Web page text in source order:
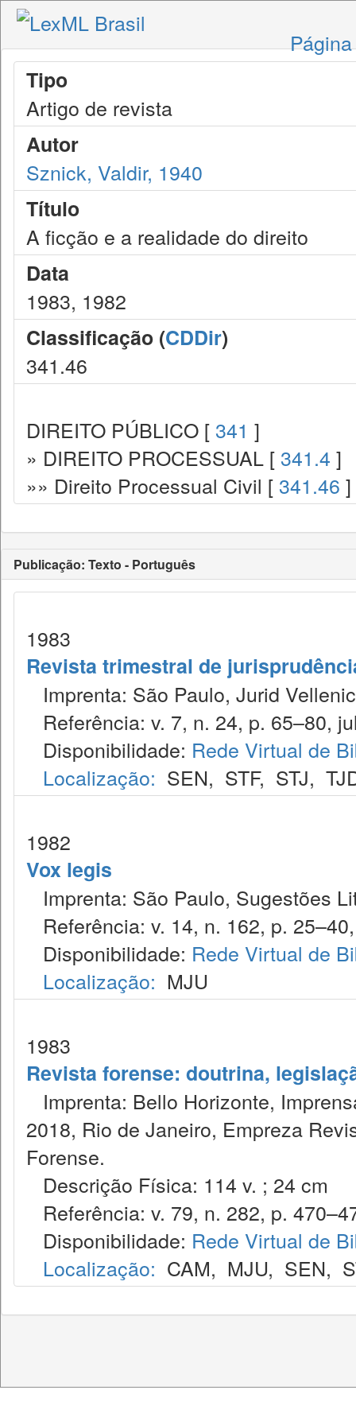
Tipo
Artigo de revista
Autor
Sznick, Valdir, 1940
Título
A ficção e a realidade do direito
Data
1983, 1982
Classificação (CDDir)
341.46
DIREITO PÚBLICO [ 341 ]
» DIREITO PROCESSUAL [ 341.4 ]
»» Direito Processual Civil [ 341.46 ]
Publicação: Texto - Português
1983
Revista trimestral de
Imprenta: São Paulo, Jurid
Referência: v. 7, n. 24, p. 65–80,
Disponibilidade: Rede Virtual de
Localização: SEN, STF, STJ,
1982
Vox legis
Imprenta: São Paulo, Sugestões
Referência: v. 14, n. 162, p.
Disponibilidade: Rede Virtual de
Localização: MJU
1983
Revista forense: doutrina,
Imprenta: Bello Horizonte,
2018, Rio de Janeiro, Empreza
Forense.
Descrição Física: 114 v. ; 24 cm
Referência: v. 79, n. 282, p.
Disponibilidade: Rede Virtual de
Localização: CAM, MJU, SEN,